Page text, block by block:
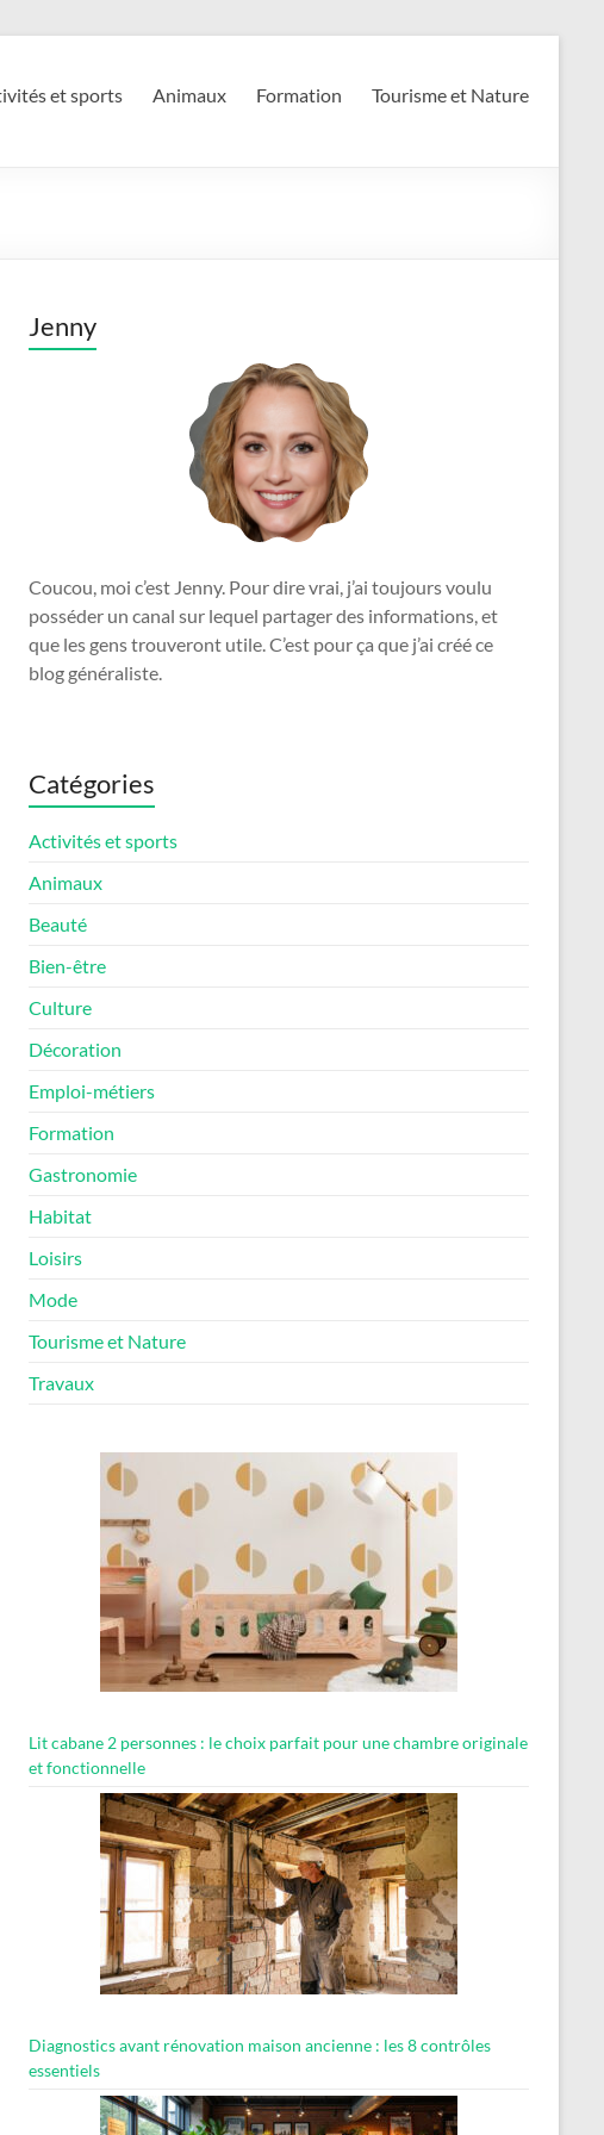
et sports Animaux Formation Tourisme et Nature
Jenny
Coucou, moi c’est Jenny. Pour dire vrai, j’ai toujours voulu
posséder un canal sur lequel partager des informations, et
que les gens trouveront utile. C’est pour ça que j’ai créé ce
blog généraliste.
Catégories
Activités et sports
Animaux
Beauté
Bien-être
Culture
Décoration
Emploi-métiers
Formation
Gastronomie
Habitat
Loisirs
Mode
Tourisme et Nature
Travaux
Lit cabane 2 personnes : le choix parfait pour une chambre originale
et fonctionnelle
Diagnostics avant rénovation maison ancienne : les 8 contrôles
essentiels